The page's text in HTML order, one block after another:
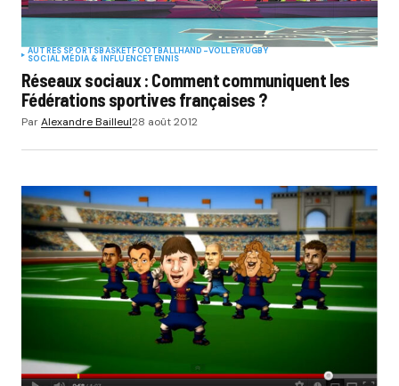
AUTRES SPORTSBASKETFOOTBALLHAND-VOLLEYRUGBY
SOCIAL MÉDIA & INFLUENCETENNIS
Réseaux sociaux : Comment communiquent les
Fédérations sportives françaises ?
ParAlexandre Bailleul28 août 2012